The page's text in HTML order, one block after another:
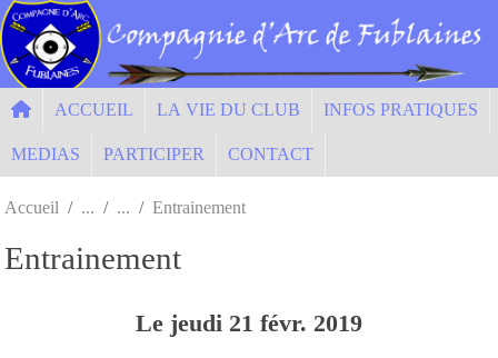
ACCUEIL LA VIE DU CLUB INFOS PRATIQUES
MEDIAS PARTICIPER CONTACT
Accueil Entrainement
Entrainement
Le jeudi 21 févr. 2019
Panneau de gestion des cookies